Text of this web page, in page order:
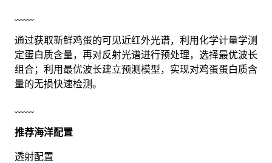
通过获取新鲜鸡蛋的可见近红外光谱，利用化学计量学测
定蛋白质含量，再对反射光谱进行预处理，选择最优波长
组合；利用最优波长建立预测模型，实现对鸡蛋蛋白质含
量的无损快速检测。
推荐海洋配置
透射配置